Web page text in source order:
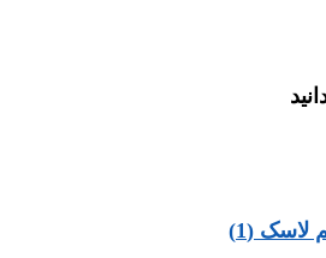
لاسک (1)